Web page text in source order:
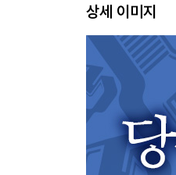
상세 이미지